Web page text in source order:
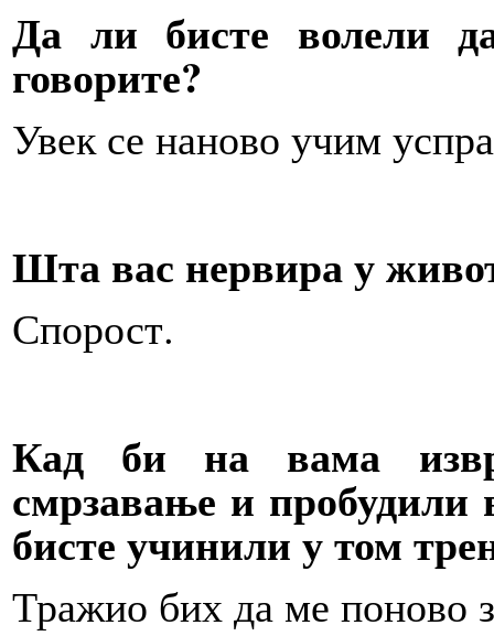
Да ли бисте волели
говорите?
Увек се наново учим
Шта вас нервира у
Спорост.
Кад би на вама
смрзавање и пробудили
бисте учинили у том
Тражио бих да ме поново